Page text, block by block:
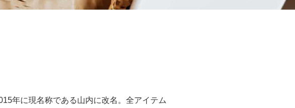
年に現名称である山内に改名。全アイテム